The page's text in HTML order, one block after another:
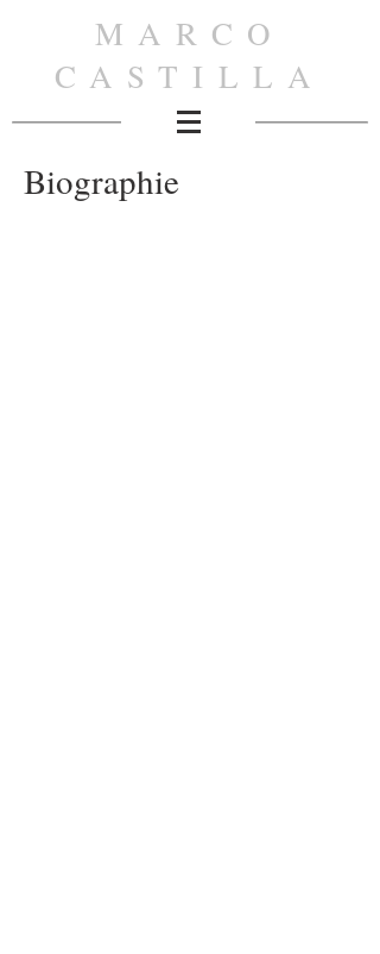
MARCO
CASTILLA
Biographie